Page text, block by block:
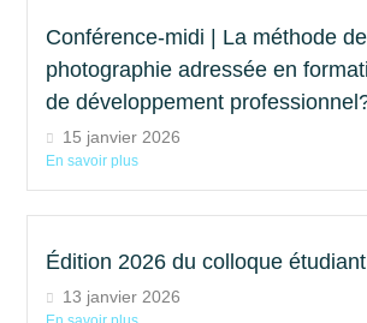
Conférence-midi | La méthode
photographie adressée en
de développement
15 janvier 2026
En savoir plus
Édition 2026 du colloque
13 janvier 2026